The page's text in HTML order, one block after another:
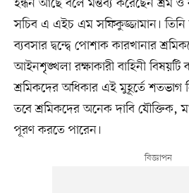
সচিব এ এইচ এম সফিকুজ্জামান। তিনি
ব্যবসার দ্বন্দ্বে পোশাক কারখানার
আইনশৃঙ্খলা রক্ষাকারী বাহিনী বিষয়টি
শ্রমিকদের অধিকার এই মুহূর্তে শতভাগ
তবে শ্রমিকদের অনেক দাবি যৌক্তিক,
পূরণ করতে পারেন।